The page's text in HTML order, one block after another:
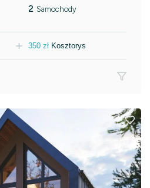
2 Samochody
350 zł Kosztorys